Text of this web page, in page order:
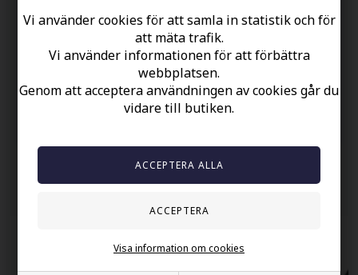
Vi använder cookies för att samla in statistik och för
att mäta trafik.
Vi använder informationen för att förbättra
webbplatsen.
Genom att acceptera användningen av cookies går du
vidare till butiken.
Visa information om cookies
Din säkerhet
Finns i lager
Gratis frakt over kr. 449 SEK